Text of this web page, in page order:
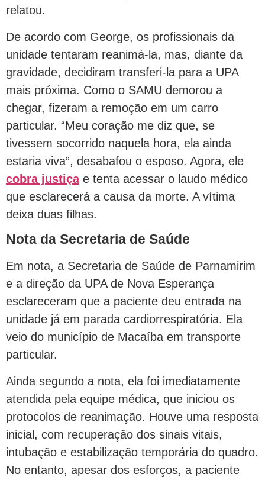
relatou.
De acordo com George, os profissionais da
unidade tentaram reanimá-la, mas, diante da
gravidade, decidiram transferi-la para a UPA
mais próxima. Como o SAMU demorou a
chegar, fizeram a remoção em um carro
particular. “Meu coração me diz que, se
tivessem socorrido naquela hora, ela ainda
estaria viva”, desabafou o esposo. Agora, ele
cobra justiçae tenta acessar o laudo médico
que esclarecerá a causa da morte. A vítima
deixa duas filhas.
Nota da Secretaria de Saúde
Em nota, a Secretaria de Saúde de Parnamirim
e a direção da UPA de Nova Esperança
esclareceram que a paciente deu entrada na
unidade já em parada cardiorrespiratória. Ela
veio do município de Macaíba em transporte
particular.
Ainda segundo a nota, ela foi imediatamente
atendida pela equipe médica, que iniciou os
protocolos de reanimação. Houve uma resposta
inicial, com recuperação dos sinais vitais,
intubação e estabilização temporária do quadro.
No entanto, apesar dos esforços, a paciente